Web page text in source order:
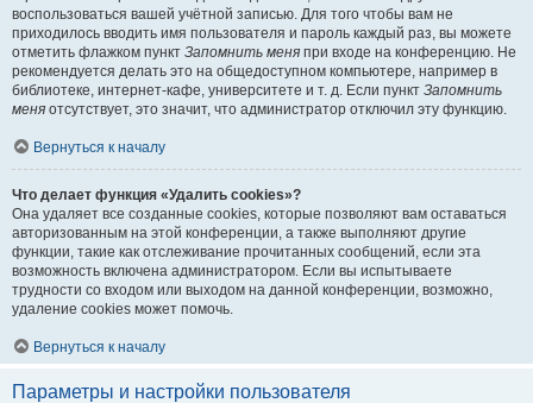
воспользоваться вашей учётной записью. Для того чтобы вам не
приходилось вводить имя пользователя и пароль каждый раз, вы можете
отметить флажком пункт Запомнить меня при входе на конференцию. Не
рекомендуется делать это на общедоступном компьютере, например в
библиотеке, интернет-кафе, университете и т. д. Если пункт Запомнить
меня отсутствует, это значит, что администратор отключил эту функцию.
Вернуться к началу
Что делает функция «Удалить cookies»?
Она удаляет все созданные cookies, которые позволяют вам оставаться
авторизованным на этой конференции, а также выполняют другие
функции, такие как отслеживание прочитанных сообщений, если эта
возможность включена администратором. Если вы испытываете
трудности со входом или выходом на данной конференции, возможно,
удаление cookies может помочь.
Вернуться к началу
Параметры и настройки пользователя